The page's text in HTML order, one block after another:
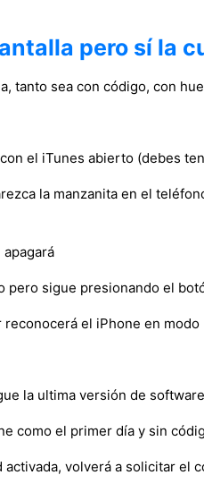
pero sí la
tanto sea con código, con
el iTunes abierto (debes
la manzanita en el
pero sigue presionando el
el iPhone en
la ultima versión de
como el primer día y sin
volverá a solicitar el